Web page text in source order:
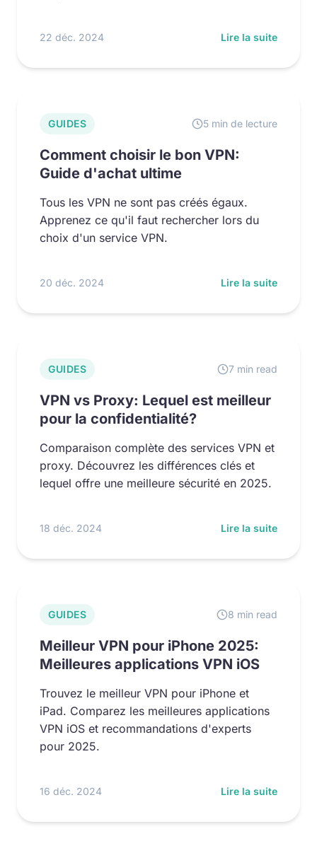
22 déc. 2024 Lire la suite
GUIDES 5 min de lecture
Comment choisir le bon VPN:
Guide d'achat ultime
Tous les VPN ne sont pas créés égaux.
Apprenez ce qu'il faut rechercher lors du
choix d'un service VPN.
20 déc. 2024 Lire la suite
GUIDES 7 min read
VPN vs Proxy: Lequel est meilleur
pour la confidentialité?
Comparaison complète des services VPN et
proxy. Découvrez les différences clés et
lequel offre une meilleure sécurité en 2025.
18 déc. 2024 Lire la suite
GUIDES 8 min read
Meilleur VPN pour iPhone 2025:
Meilleures applications VPN iOS
Trouvez le meilleur VPN pour iPhone et
iPad. Comparez les meilleures applications
VPN iOS et recommandations d'experts
pour 2025.
16 déc. 2024 Lire la suite